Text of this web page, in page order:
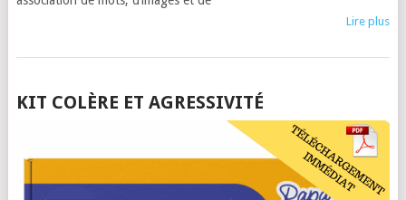
Lire plus
POSTS
KIT COLÈRE ET AGRESSIVITÉ